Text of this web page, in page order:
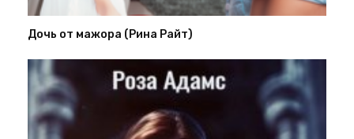
Дочь от мажора (Рина Райт)